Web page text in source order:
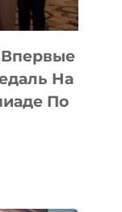
Впервые
На
По